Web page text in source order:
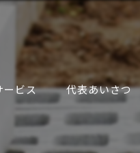
ービス 代表あいさつ